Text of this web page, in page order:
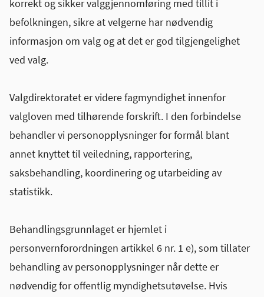
korrekt og sikker valggjennomføring med tillit i
befolkningen, sikre at velgerne har nødvendig
informasjon om valg og at det er god tilgjengelighet
ved valg.
Valgdirektoratet er videre fagmyndighet innenfor
valgloven med tilhørende forskrift. I den forbindelse
behandler vi personopplysninger for formål blant
annet knyttet til veiledning, rapportering,
saksbehandling, koordinering og utarbeiding av
statistikk.
Behandlingsgrunnlaget er hjemlet i
personvernforordningen artikkel 6 nr. 1 e), som tillater
behandling av personopplysninger når dette er
nødvendig for offentlig myndighetsutøvelse. Hvis